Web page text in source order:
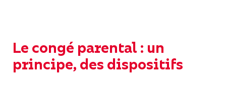
Le congé parental : un
principe, des dispositifs